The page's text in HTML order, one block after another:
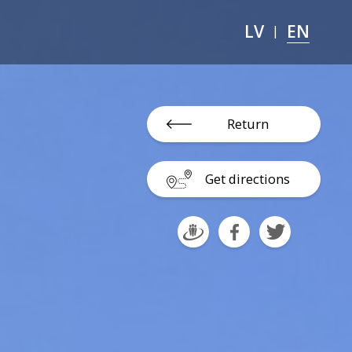
LV | EN
Return
Get directions